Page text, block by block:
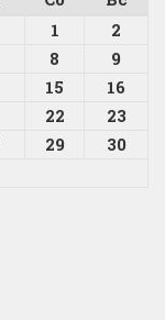
1
2
8
9
15
16
22
23
29
30